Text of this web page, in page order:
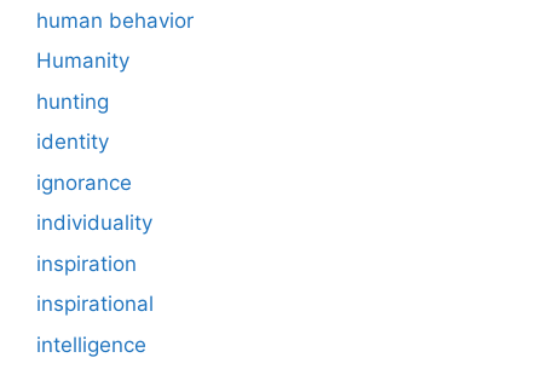
human behavior
Humanity
hunting
identity
ignorance
individuality
inspiration
inspirational
intelligence